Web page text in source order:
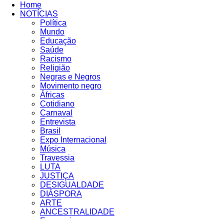
Home
NOTÍCIAS
Política
Mundo
Educação
Saúde
Racismo
Religião
Negras e Negros
Movimento negro
Áfricas
Cotidiano
Carnaval
Entrevista
Brasil
Expo Internacional
Música
Travessia
LUTA
JUSTIÇA
DESIGUALDADE
DIÁSPORA
ARTE
ANCESTRALIDADE